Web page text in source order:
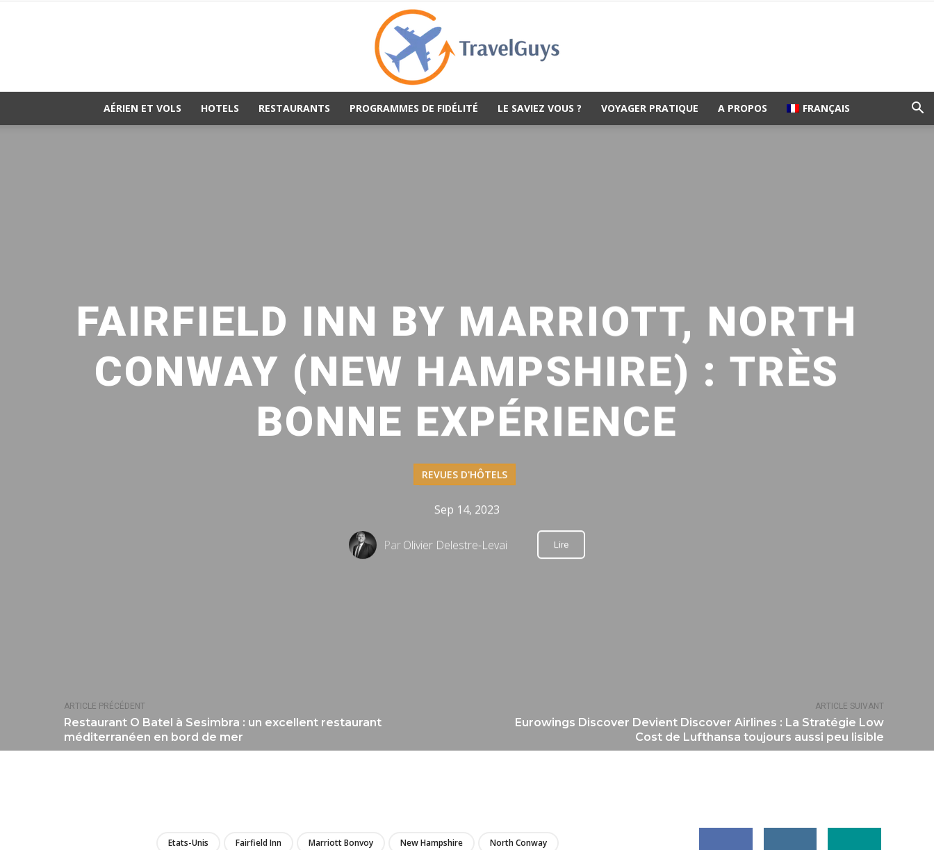
AÉRIEN ET VOLS HOTELS RESTAURANTS PROGRAMMES DE FIDÉLITÉ LE SAVIEZ VOUS ? VOYAGER PRATIQUE A PROPOS FRANÇAIS
ARTICLE PRÉCÉDENT
Restaurant O Batel à Sesimbra : un excellent restaurant
méditerranéen en bord de mer
ARTICLE SUIVANT
Eurowings Discover Devient Discover Airlines : La Stratégie Low
Cost de Lufthansa toujours aussi peu lisible
FAIRFIELD INN BY MARRIOTT, NORTH
CONWAY (NEW HAMPSHIRE) : TRÈS
BONNE EXPÉRIENCE
REVUES D'HÔTELS
Sep 14, 2023
ParOlivier Delestre-Levai Lire
Etats-Unis Fairfield Inn Marriott Bonvoy New Hampshire North Conway